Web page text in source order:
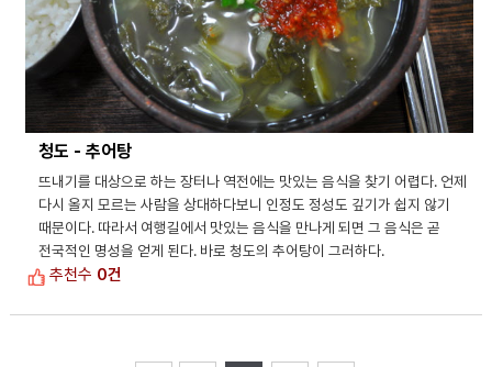
청도 - 추어탕
뜨내기를 대상으로 하는 장터나 역전에는 맛있는 음식을 찾기 어렵다. 언제
다시 올지 모르는 사람을 상대하다보니 인정도 정성도 깊기가 쉽지 않기
때문이다. 따라서 여행길에서 맛있는 음식을 만나게 되면 그 음식은 곧
전국적인 명성을 얻게 된다. 바로 청도의 추어탕이 그러하다.
추천수 0건